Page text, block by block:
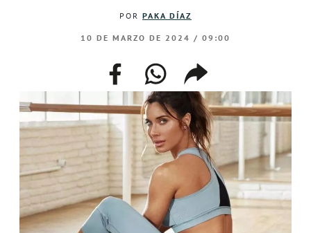
POR PAKA DÍAZ
10 DE MARZO DE 2024 / 09:00
facebookwhatsappcompartir
enlace